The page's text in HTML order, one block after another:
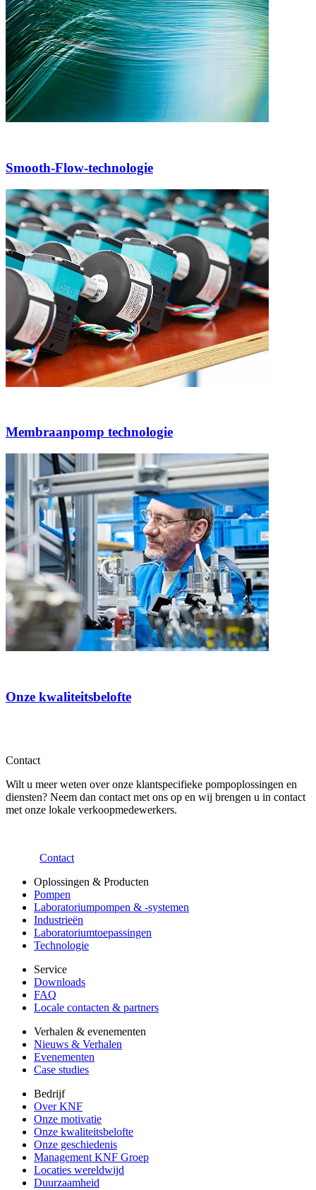
Smooth-Flow-technologie
Membraanpomp technologie
Onze kwaliteitsbelofte
Contact
Wilt u meer weten over onze klantspecifieke pompoplossingen en
diensten? Neem dan contact met ons op en wij brengen u in contact
met onze lokale verkoopmedewerkers.
Contact
Oplossingen & Producten
Pompen
Laboratoriumpompen & -systemen
Industrieën
Laboratoriumtoepassingen
Technologie
Service
Downloads
FAQ
Locale contacten & partners
Verhalen & evenementen
Nieuws & Verhalen
Evenementen
Case studies
Bedrijf
Over KNF
Onze motivatie
Onze kwaliteitsbelofte
Onze geschiedenis
Management KNF Groep
Locaties wereldwijd
Duurzaamheid